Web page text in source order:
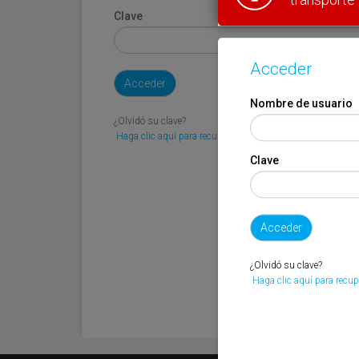
Clave
¿Olvidó su clave?
Haga clic aquí para recuperarla.
Acceder
Nombre de usuario
Clave
¿Olvidó su clave?
Haga clic aquí para